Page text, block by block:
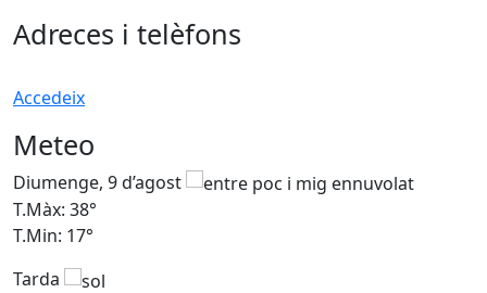
Adreces i telèfons
Accedeix
Meteo
Diumenge, 9 d’agost
T.Màx: 38°
T.Min: 17°
Tarda